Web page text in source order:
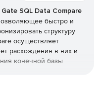
Gate SQL Data Compare
быстро и
структуру
осуществляет
расхождения в них и
конечной базы